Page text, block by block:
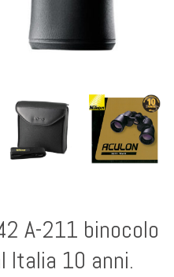
A-211 binocolo
Italia 10 anni.